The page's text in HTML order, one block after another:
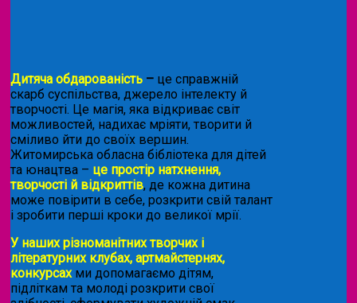
Дитяча обдарованість – це справжній
скарб суспільства, джерело інтелекту й
творчості. Це магія, яка відкриває світ
можливостей, надихає мріяти, творити й
сміливо йти до своїх вершин.
Житомирська обласна бібліотека для дітей
та юнацтва – це простір натхнення,
творчості й відкриттів, де кожна дитина
може повірити в себе, розкрити свій талант
і зробити перші кроки до великої мрії.
У наших різноманітних творчих і
літературних клубах, артмайстернях,
конкурсахми допомагаємо дітям,
підліткам та молоді розкрити свої